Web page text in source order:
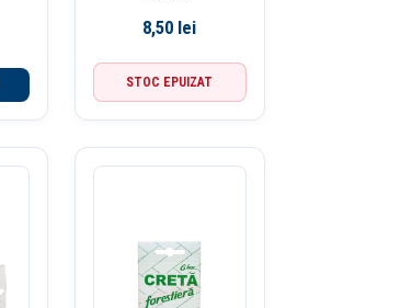
8,50 lei
STOC EPUIZAT